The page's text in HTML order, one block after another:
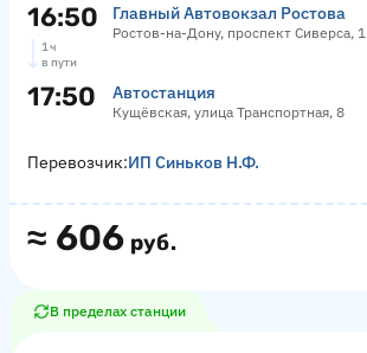
16:50 Главный Автовокзал Ростова
Ростов-на-Дону, проспект Сиверса, 1
1 ч
в пути
17:50 Автостанция
Кущёвская, улица Транспортная, 8
≈ 606 руб.
Перевозчик:ИП Синьков Н.Ф.
В пределах станции